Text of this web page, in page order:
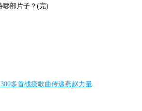
哪部片子？(完)
多首战疫歌曲传递燕赵力量